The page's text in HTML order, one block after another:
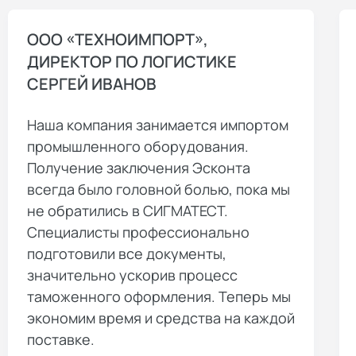
ООО «ТЕХНОИМПОРТ»,
ДИРЕКТОР ПО ЛОГИСТИКЕ
СЕРГЕЙ ИВАНОВ
Наша компания занимается импортом
промышленного оборудования.
Получение заключения Эсконта
всегда было головной болью, пока мы
не обратились в СИГМАТЕСТ.
Специалисты профессионально
подготовили все документы,
значительно ускорив процесс
таможенного оформления. Теперь мы
экономим время и средства на каждой
поставке.